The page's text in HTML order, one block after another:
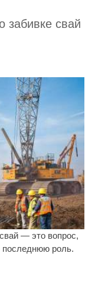
забивке свай
— это вопрос,
последнюю роль.